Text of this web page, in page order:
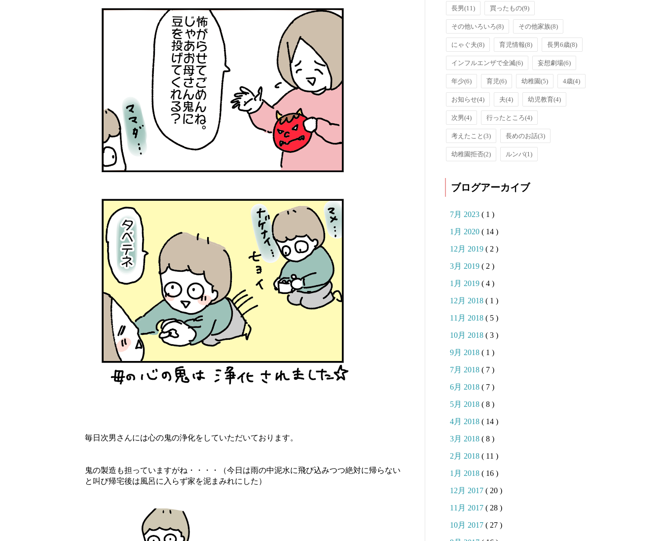
毎日次男さんには心の鬼の浄化をしていただいております。
鬼の製造も担っていますがね・・・・（今日は雨の中泥水に飛び込みつつ絶対に帰らない
と叫び帰宅後は風呂に入らず家を泥まみれにした）
長男(11) 買ったもの(9)
その他いろいろ(8) その他家族(8)
にゃぐ夫(8) 育児情報(8) 長男6歳(8)
インフルエンザで全滅(6) 妄想劇場(6)
年少(6) 育児(6) 幼稚園(5) 4歳(4)
お知らせ(4) 夫(4) 幼児教育(4)
次男(4) 行ったところ(4)
考えたこと (3) 長めのお話(3)
幼稚園拒否(2) ルンバ(1)
ブログアーカイブ
7月 2023 ( 1 )
1月 2020 ( 14 )
12月 2019 ( 2 )
3月 2019 ( 2 )
1月 2019 ( 4 )
12月 2018 ( 1 )
11月 2018 ( 5 )
10月 2018 ( 3 )
9月 2018 ( 1 )
7月 2018 ( 7 )
6月 2018 ( 7 )
5月 2018 ( 8 )
4月 2018 ( 14 )
3月 2018 ( 8 )
2月 2018 ( 11 )
1月 2018 ( 16 )
12月 2017 ( 20 )
11月 2017 ( 28 )
10月 2017 ( 27 )